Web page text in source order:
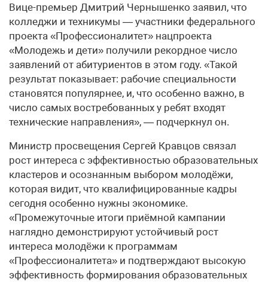
Вице-премьер Дмитрий Чернышенко заявил, что
колледжи и техникумы — участники федерального
проекта «Профессионалитет» нацпроекта
«Молодежь и дети» получили рекордное число
заявлений от абитуриентов в этом году. «Такой
результат показывает: рабочие специальности
становятся популярнее, и, что особенно важно, в
число самых востребованных у ребят входят
технические направления», — подчеркнул он.
Министр просвещения Сергей Кравцов связал
рост интереса с эффективностью образовательных
кластеров и осознанным выбором молодёжи,
которая видит, что квалифицированные кадры
сегодня особенно нужны экономике.
«Промежуточные итоги приёмной кампании
наглядно демонстрируют устойчивый рост
интереса молодёжи к программам
«Профессионалитета» и подтверждают высокую
эффективность формирования образовательных